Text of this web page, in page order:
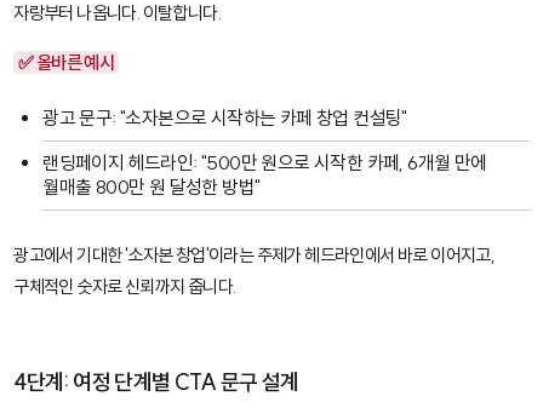
자랑부터 나옵니다. 이탈합니다.
✅ 올바른 예시
광고 문구: "소자본으로 시작하는 카페 창업 컨설팅"
랜딩페이지 헤드라인: "500만 원으로 시작한 카페, 6개월 만에
월매출 800만 원 달성한 방법"
광고에서 기대한 '소자본 창업'이라는 주제가 헤드라인에서 바로 이어지고,
구체적인 숫자로 신뢰까지 줍니다.
4단계: 여정 단계별 CTA 문구 설계